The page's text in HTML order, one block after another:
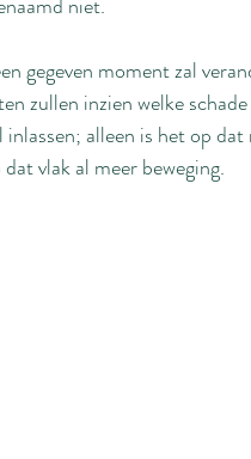
gegeven moment zal
zullen inzien welke
alleen is het op
vlak al meer beweging.